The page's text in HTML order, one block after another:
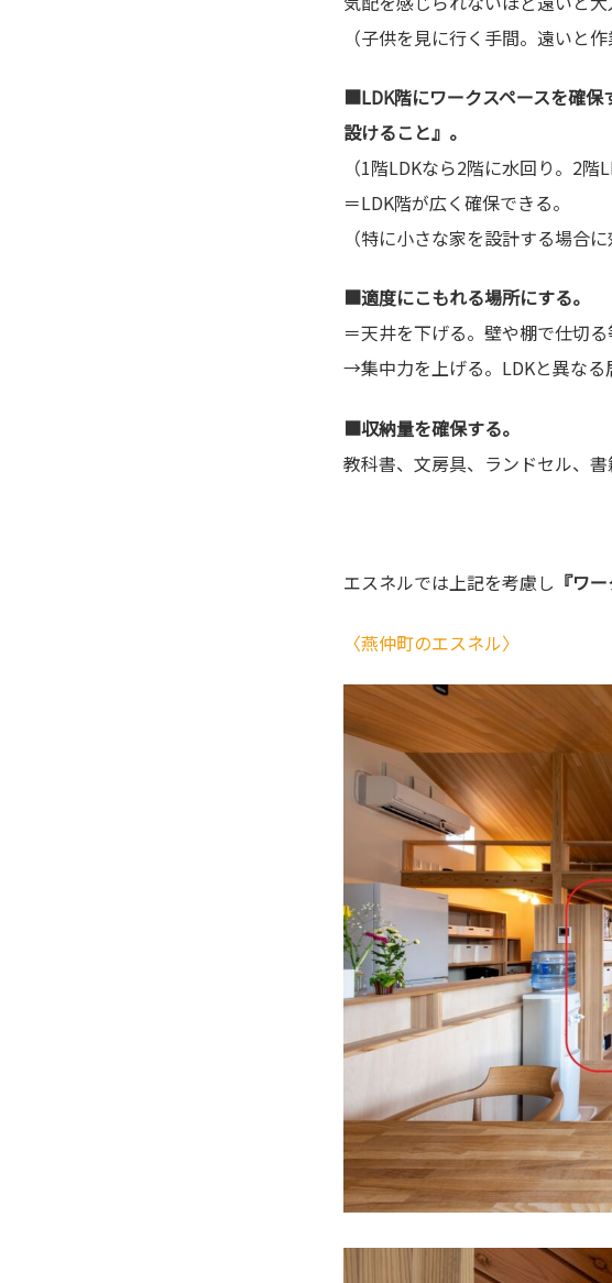
（子供を見に行く手間。遠いと
■LDK階にワークスペースを確
設けること』。
（1階LDKなら2階に水回り。2階
＝LDK階が広く確保できる。
（特に小さな家を設計する場合に
■適度にこもれる場所にする。
＝天井を下げる。壁や棚で仕切る
→集中力を上げる。LDKと異なる
■収納量を確保する。
教科書、文房具、ランドセル、書
エスネルでは上記を考慮し 『ワ
〈燕仲町のエスネル〉